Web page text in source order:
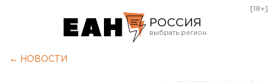
РОССИЯ
[18+]
← НОВОСТИ